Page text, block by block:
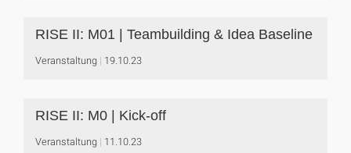
RISE II: M01 | Teambuilding & Idea Baseline
Veranstaltung 19.10.23
RISE II: M0 | Kick-off
Veranstaltung 11.10.23